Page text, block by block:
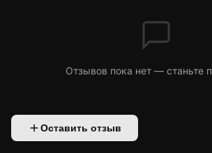
Отзывов пока нет — станьте
Оставить отзыв